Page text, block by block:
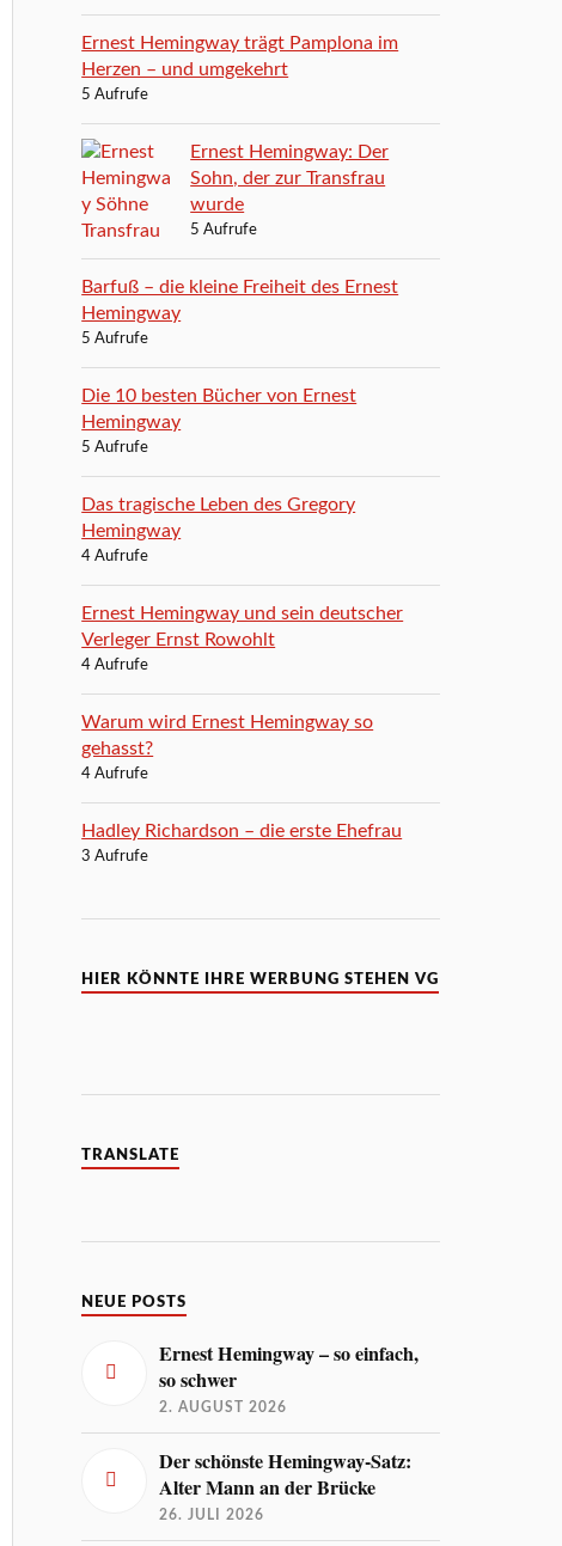
Ernest Hemingway trägt Pamplona im
Herzen – und umgekehrt
5 Aufrufe
Ernest Hemingway: Der
Sohn, der zur Transfrau
wurde
5 Aufrufe
Barfuß – die kleine Freiheit des Ernest
Hemingway
5 Aufrufe
Die 10 besten Bücher von Ernest
Hemingway
5 Aufrufe
Das tragische Leben des Gregory
Hemingway
4 Aufrufe
Ernest Hemingway und sein deutscher
Verleger Ernst Rowohlt
4 Aufrufe
Warum wird Ernest Hemingway so
gehasst?
4 Aufrufe
Hadley Richardson – die erste Ehefrau
3 Aufrufe
HIER KÖNNTE IHRE WERBUNG STEHEN VG
TRANSLATE
NEUE POSTS
Ernest Hemingway – so einfach,
so schwer
2. AUGUST 2026
Der schönste Hemingway-Satz:
Alter Mann an der Brücke
26. JULI 2026